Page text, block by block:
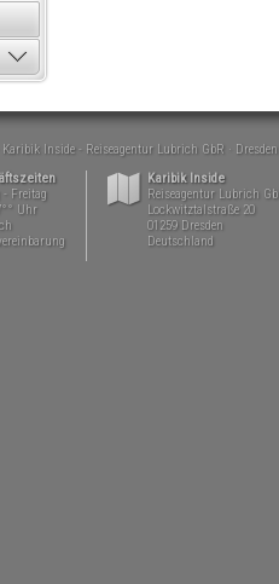
Karibik Inside - Reiseagentur Lubrich GbR
Dresden
- Freitag
Uhr
Karibik Inside
Reiseagentur Lubrich
Lockwitztalstraße 20
01259 Dresden
Deutschland